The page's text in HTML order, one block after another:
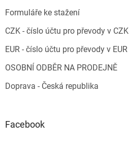
Formuláře ke stažení
CZK - číslo účtu pro převody v CZK
EUR - číslo účtu pro převody v EUR
OSOBNÍ ODBĚR NA PRODEJNĚ
Doprava - Česká republika
Facebook